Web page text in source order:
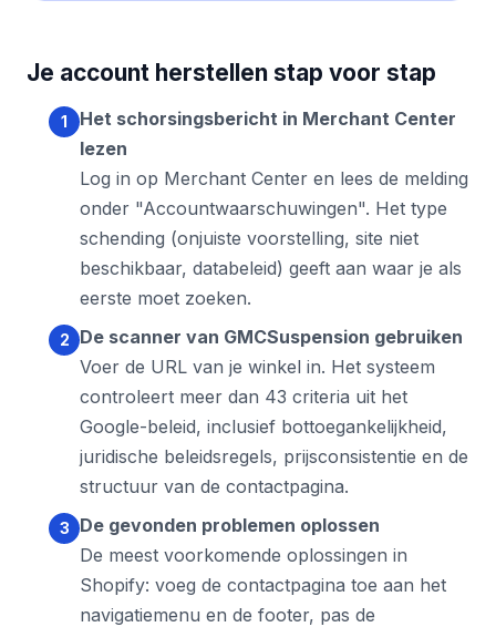
Je account herstellen stap voor stap
Het schorsingsbericht in Merchant Center
lezen
Log in op Merchant Center en lees de melding
onder "Accountwaarschuwingen". Het type
schending (onjuiste voorstelling, site niet
beschikbaar, databeleid) geeft aan waar je als
eerste moet zoeken.
De scanner van GMCSuspension gebruiken
Voer de URL van je winkel in. Het systeem
controleert meer dan 43 criteria uit het
Google-beleid, inclusief bottoegankelijkheid,
juridische beleidsregels, prijsconsistentie en de
structuur van de contactpagina.
De gevonden problemen oplossen
De meest voorkomende oplossingen in
Shopify: voeg de contactpagina toe aan het
navigatiemenu en de footer, pas de